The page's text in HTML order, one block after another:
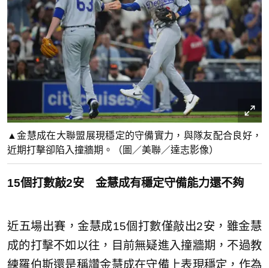
▲金慧成在大聯盟展現穩定的守備實力，與隊友配合良好，
近期打擊卻陷入撞牆期。（圖／美聯／達志影像）
15個打數敲2安 金慧成有穩定守備能力還不夠
近五場出賽，金慧成15個打數僅敲出2安，雖金慧
成的打擊不如以往，目前無疑進入撞牆期，不過教
練羅伯斯還是稱讚金慧成在守備上表現穩定，作為